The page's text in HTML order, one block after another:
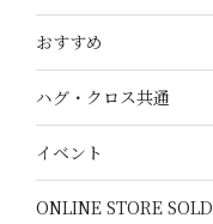
おすすめ
ハグ・クロス共通
イベント
ONLINE STORE SOLD